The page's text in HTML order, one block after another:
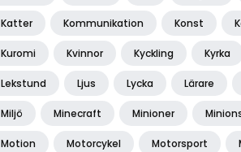
Katter Kommunikation Konst
Kuromi Kvinnor Kyckling Kyrka
Lekstund Ljus Lycka Lärare
Miljö Minecraft Minioner
Motion Motorcykel Motorsport